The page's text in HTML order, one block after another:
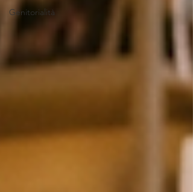
Genitorialità